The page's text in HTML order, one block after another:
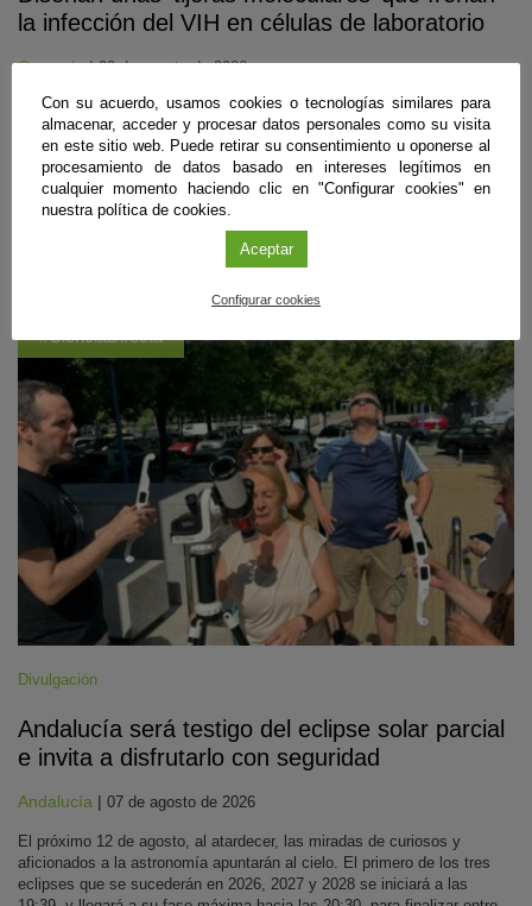
la infección del VIH en células de laboratorio
Granada|09 de agosto de 2026
Un equipo internacional del que forma parte el Instituto de Parasitología
y Biomedicina ‘López-Neyra’ (IPBLN-CSIC) ha empleado edición
genética para eliminar gran parte del ADN infeccioso en hasta el 97%
de células intervenidas en laboratorio. El estudio, aún en fase pre-
clínica, muestra que los cortes deben realizarse casi a la vez para
impedir que el virus conserve un genoma funcional.
#CienciaDirecta
Divulgación
Andalucía será testigo del eclipse solar parcial
e invita a disfrutarlo con seguridad
Andalucía | 07 de agosto de 2026
El próximo 12 de agosto, al atardecer, las miradas de curiosos y
aficionados a la astronomía apuntarán al cielo. El primero de los tres
eclipses que se sucederán en 2026, 2027 y 2028 se iniciará a las
Con su acuerdo, usamos cookies o tecnologías similares para
almacenar, acceder y procesar datos personales como su visita
en este sitio web. Puede retirar su consentimiento u oponerse al
procesamiento de datos basado en intereses legítimos en
cualquier momento haciendo clic en "Configurar cookies" en
nuestra política de cookies.
Aceptar
Configurar cookies